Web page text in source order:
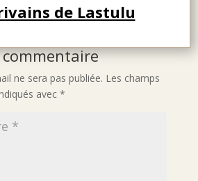
de Lastulu
ne sera pas publiée. Les champs
avec *